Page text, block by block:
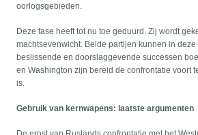
oorlogsgebieden.
Deze fase heeft tot nu toe geduurd. Zij wordt
machtsevenwicht. Beide partijen kunnen in deze
beslissende en doorslaggevende successen
en Washington zijn bereid de confrontatie voort
is.
Gebruik van kernwapens: laatste argumenten